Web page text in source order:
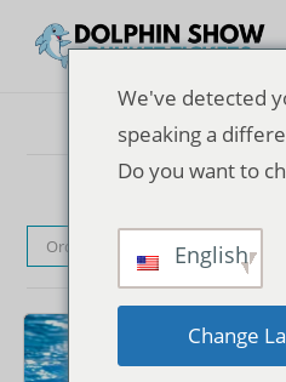
Ordinamento predefinito
We've detected
speaking a
Do you want to
English
Change